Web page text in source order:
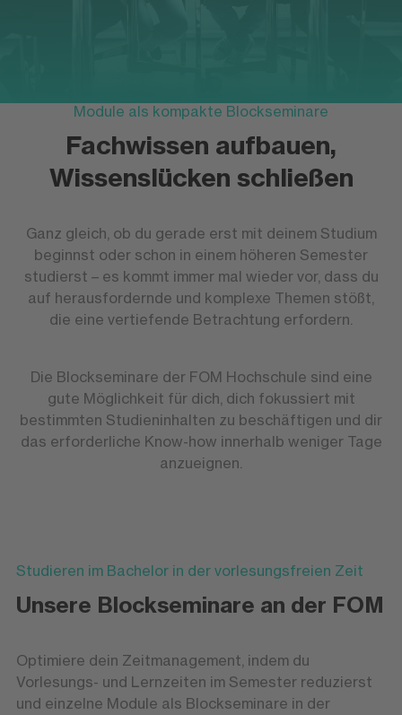
Module als kompakte Blockseminare
Fachwissen aufbauen,
Wissenslücken schließen
Ganz gleich, ob du gerade erst mit deinem Studium
beginnst oder schon in einem höheren Semester
studierst – es kommt immer mal wieder vor, dass du
auf herausfordernde und komplexe Themen stößt,
die eine vertiefende Betrachtung erfordern.
Die Blockseminare der FOM Hochschule sind eine
gute Möglichkeit für dich, dich fokussiert mit
bestimmten Studieninhalten zu beschäftigen und dir
das erforderliche Know-how innerhalb weniger Tage
anzueignen.
Studieren im Bachelor in der vorlesungsfreien Zeit
Unsere Blockseminare an der FOM
Optimiere dein Zeitmanagement, indem du
Vorlesungs- und Lernzeiten im Semester reduzierst
und einzelne Module als Blockseminare in der